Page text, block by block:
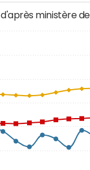
d'après ministère